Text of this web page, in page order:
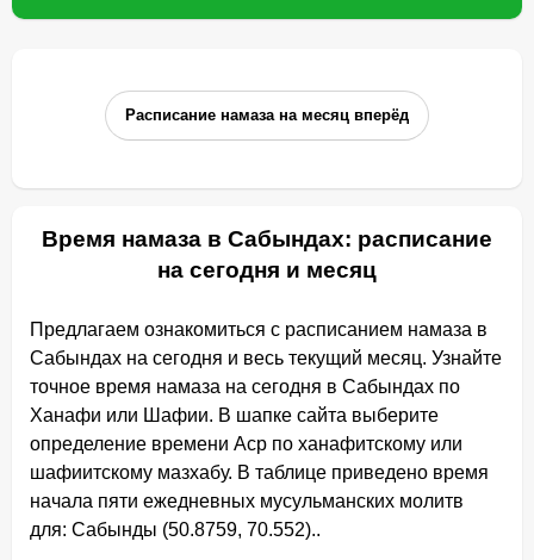
Расписание намаза на месяц вперёд
Время намаза в Сабындах: расписание
на сегодня и месяц
Предлагаем ознакомиться с расписанием намаза в
Сабындах на сегодня и весь текущий месяц. Узнайте
точное время намаза на сегодня в Сабындах по
Ханафи или Шафии. В шапке сайта выберите
определение времени Аср по ханафитскому или
шафиитскому мазхабу. В таблице приведено время
начала пяти ежедневных мусульманских молитв
для: Сабынды (50.8759, 70.552)..